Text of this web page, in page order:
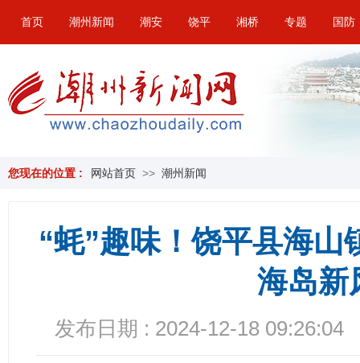
首页 潮州新闻 潮安 饶平 湘桥 专题 国防
您现在的位置 : 网站首页 >> 潮州新闻
“蚝”趣味！饶平县海山
海岛新
发布日期 : 2024-12-18 09:26:04